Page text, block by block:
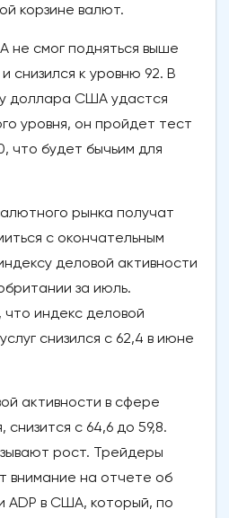
корзине валют.
смог подняться выше
снизился к уровню 92. В
доллара США удастся
уровня, он пройдет тест
что будет бычьим для
рынка получат
с окончательным
деловой активности
за июль.
индекс деловой
снизился с 62,4 в июне
активности в сфере
снизится с 64,6 до 59,8.
рост. Трейдеры
внимание на отчете об
ADP в США, который, по